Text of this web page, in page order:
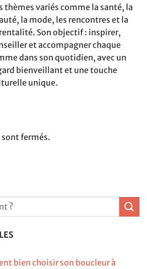
thèmes variés comme la santé, la
la mode, les rencontres et la
Son objectif : inspirer,
et accompagner chaque
dans son quotidien, avec un
bienveillant et une touche
unique.
fermés.
bien choisir son boucleur à